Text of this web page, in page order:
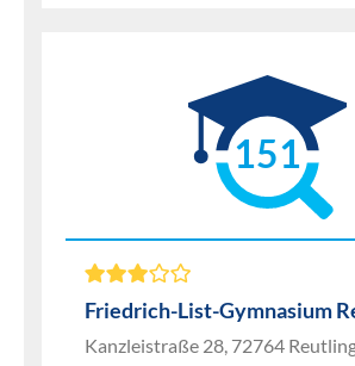
151
Friedrich-List-Gymnasium
Kanzleistraße 28, 72764